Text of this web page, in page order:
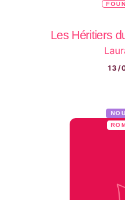
Les Héritiers
13/